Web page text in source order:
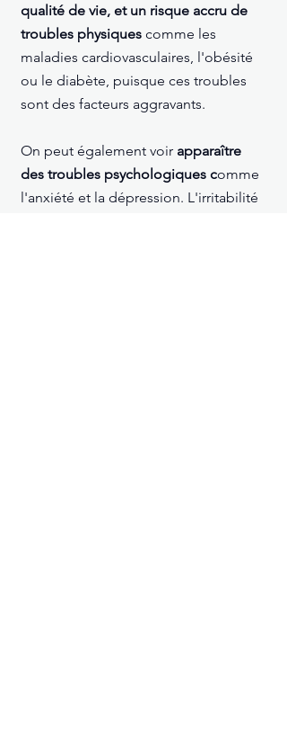
qualité de vie, et un risque accru de
troubles physiques comme les
maladies cardiovasculaires, l'obésité
ou le diabète, puisque ces troubles
sont des facteurs aggravants.
On peut également voir apparaître
des troubles psychologiques comme
l'anxiété et la dépression. L'irritabilité